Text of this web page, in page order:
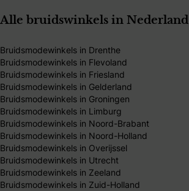
Alle bruidswinkels in Nederland
Bruidsmodewinkels in Drenthe
Bruidsmodewinkels in Flevoland
Bruidsmodewinkels in Friesland
Bruidsmodewinkels in Gelderland
Bruidsmodewinkels in Groningen
Bruidsmodewinkels in Limburg
Bruidsmodewinkels in Noord-Brabant
Bruidsmodewinkels in Noord-Holland
Bruidsmodewinkels in Overijssel
Bruidsmodewinkels in Utrecht
Bruidsmodewinkels in Zeeland
Bruidsmodewinkels in Zuid-Holland